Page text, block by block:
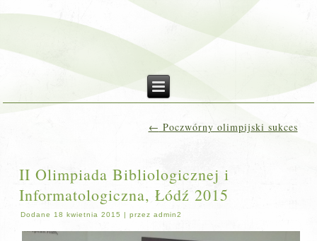
← Poczwórny olimpijski sukces
II Olimpiada Bibliologicznej i
Informatologiczna, Łódź 2015
Dodane 18 kwietnia 2015 |przez admin2